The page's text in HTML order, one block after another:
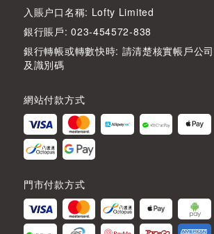
入賬户口名稱: Lofty Limited
銀行賬戶: 023-454572-838
銀行轉帳或轉數快時: 請清楚核實帳戶公
及識別碼
網站付款方式
門市付款方式